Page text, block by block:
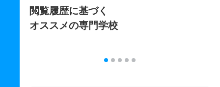
閲覧履歴に基づく
オススメの専門学校